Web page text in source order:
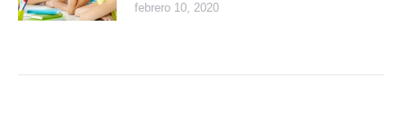
febrero 10, 2020